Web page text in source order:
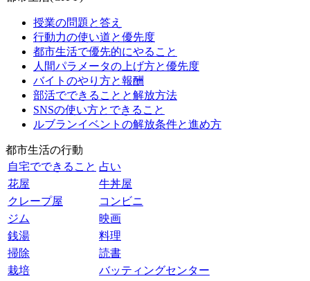
授業の問題と答え
行動力の使い道と優先度
都市生活で優先的にやること
人間パラメータの上げ方と優先度
バイトのやり方と報酬
部活でできることと解放方法
SNSの使い方とできること
ルブランイベントの解放条件と進め方
都市生活の行動
自宅でできること 占い
花屋
牛丼屋
クレープ屋
コンビニ
ジム
映画
銭湯
料理
掃除
読書
栽培
バッティングセンター